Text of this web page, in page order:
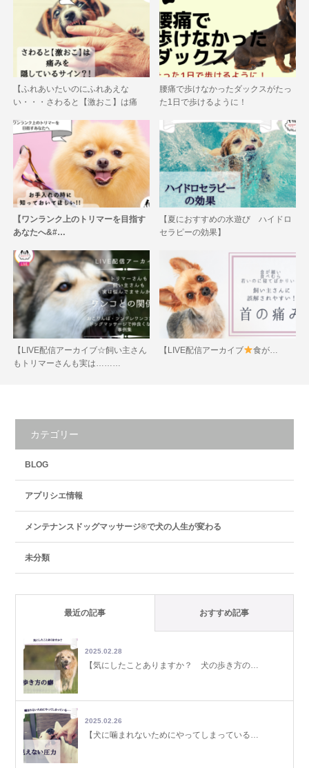
【ふれあいたいのにふれあえな
い・・・さわると【激おこ】は痛
腰痛で歩けなかったダックスがたっ
た1日で歩けるように！
【ワンランク上のトリマーを目指す
あなたへ&#…
【夏におすすめの水遊び ハイドロ
セラピーの効果】
【LIVE配信アーカイブ☆飼い主さん
もトリマーさんも実は………
【LIVE配信アーカイブ 食が…
カテゴリー
BLOG
アプリシエ情報
メンテナンスドッグマッサージ®で犬の人生が変わる
未分類
最近の記事 おすすめ記事
2025.02.28
【気にしたことありますか？ 犬の歩き方の…
2025.02.26
【犬に噛まれないためにやってしまっている…